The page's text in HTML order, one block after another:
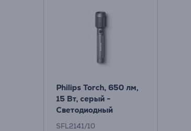
Philips Torch, 650 лм,
15 Вт, серый -
Светодиодный
фонарик
SFL2141/10